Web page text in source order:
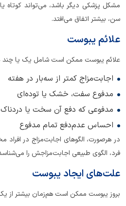
مشکل پزشکی دیگر باشد، می‌تواند کوتاه
سن، بیشتر اتفاق می‌افتد.
علائم یبوست
علائم یبوست ممکن است شامل یک یا چند
اجابت‌مزاج کمتر از سه‌بار در هفته
مدفوع سفت، خشک یا توده‌ای
مدفوعی که دفع آن سخت یا
احساس عدم‌دفع تمام مدفوع
در هرصورت، الگوهای اجابت‌مزاج در
فرد، الگوی طبیعی اجابت‌مزاجش را
علت‌های ایجاد یبوست
بروز یبوست ممکن است هم‌زمان بیشتر از